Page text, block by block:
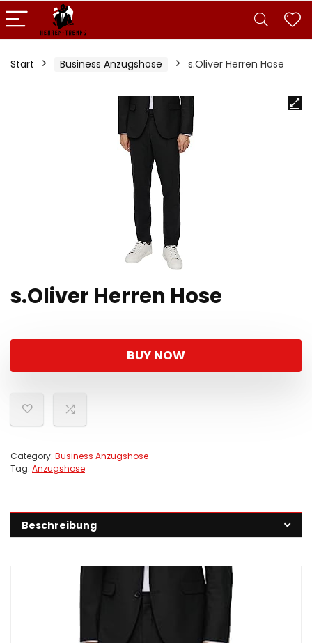
Start Business Anzugshose s.Oliver Herren Hose
s.Oliver Herren Hose
BUY NOW
Category: Business Anzugshose
Tag: Anzugshose
Beschreibung